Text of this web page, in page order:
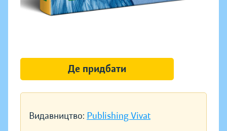
Видавництво: Publishing Vivat
Де придбати